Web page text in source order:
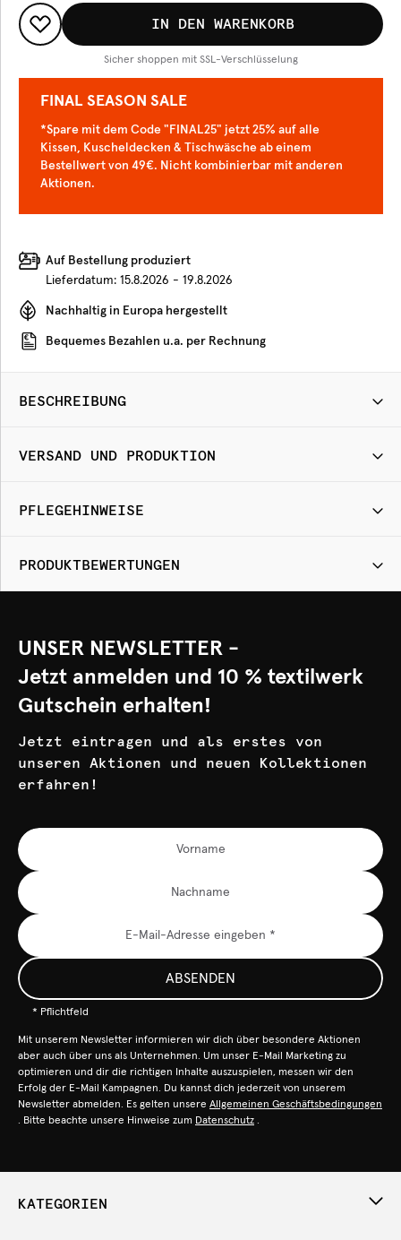
IN DEN WARENKORB
Sicher shoppen mit SSL-Verschlüsselung
FINAL SEASON SALE
*Spare mit dem Code "FINAL25" jetzt 25% auf alle
Kissen, Kuscheldecken & Tischwäsche ab einem
Bestellwert von 49€. Nicht kombinierbar mit anderen
Aktionen.
Auf Bestellung produziert
Lieferdatum: 15.8.2026 - 19.8.2026
Nachhaltig in Europa hergestellt
Bequemes Bezahlen u.a. per Rechnung
BESCHREIBUNG
VERSAND UND PRODUKTION
PFLEGEHINWEISE
PRODUKTBEWERTUNGEN
UNSER NEWSLETTER -
Jetzt anmelden und 10 % textilwerk
Gutschein erhalten!
Jetzt eintragen und als erstes von
unseren Aktionen und neuen Kollektionen
erfahren!
ABSENDEN
* Pflichtfeld
Mit unserem Newsletter informieren wir dich über besondere Aktionen
aber auch über uns als Unternehmen. Um unser E-Mail Marketing zu
optimieren und dir die richtigen Inhalte auszuspielen, messen wir den
Erfolg der E-Mail Kampagnen. Du kannst dich jederzeit von unserem
Newsletter abmelden. Es gelten unsere Allgemeinen Geschäftsbedingungen
. Bitte beachte unsere Hinweise zum Datenschutz .
KATEGORIEN